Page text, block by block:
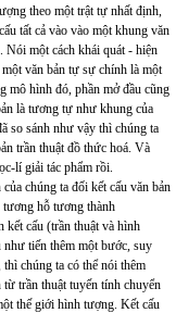
theo một trật tự nhất định,
tất cả vào vào một khung văn
Nói một cách khái quát - hiện
văn bản tự sự chính là một
mô hình đó, phần mở đầu cũng
là tương tự như khung của
so sánh như vậy thì chúng ta
trần thuật đồ thức hoá. Và
lí giải tác phẩm rồi.
chúng ta đối kết cấu văn bản
hỗ tương thành
kết cấu (trần thuật và hình
tiến thêm một bước, suy
chúng ta có thể nói thêm
trần thuật tuyến tính chuyển
thế giới hình tượng. Kết cấu